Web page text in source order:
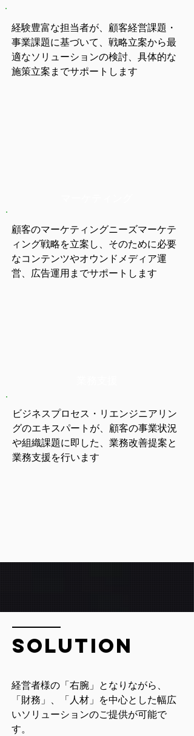
経験豊富な担当者が、顧客経営課題・
事業課題に基づいて、戦略立案から最
適なソリューションの検討、具体的な
施策立案までサポートします
顧客のマーケティングニーズマーケテ
ィング戦略を立案し、そのために必要
なコンテンツやオウンドメディア運
営、広告運用までサポートします
ビジネスプロセス・リエンジニアリン
グのエキスパートが、顧客の事業状況
や組織課題に即した、業務改善提案と
業務支援を行います
solution
経営者様の「右腕」となりながら、
「財務」、「人材」を中心とした幅広
いソリューションのご提供が可能で
す。